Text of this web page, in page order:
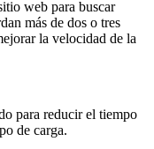
web para buscar
más de dos o tres
la velocidad de la
para reducir el tiempo
de carga.